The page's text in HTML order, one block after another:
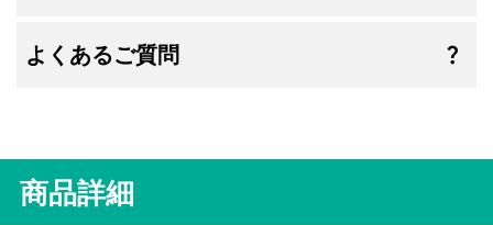
よくあるご質問
商品詳細